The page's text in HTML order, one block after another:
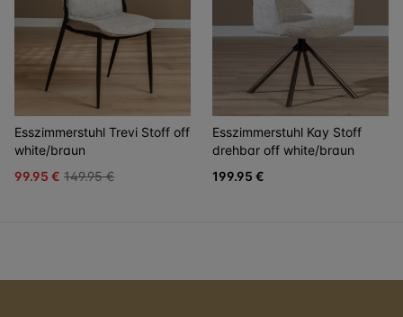
Esszimmerstuhl Trevi Stoff off
white/braun
99.95 € 149.95 €
Esszimmerstuhl Kay Stoff
drehbar off white/braun
199.95 €